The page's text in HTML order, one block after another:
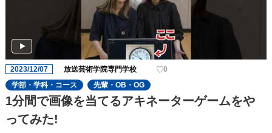
2023/12/07 放送芸術学院専門学校
0
学部・学科・コース
先輩・OB・OG
1分間で画像を当てるアキネーターゲームをや
ってみた!